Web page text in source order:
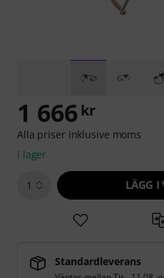
1 666 kr
Alla priser inklusive moms
i lager
1 LÄGG I
Standardleverans